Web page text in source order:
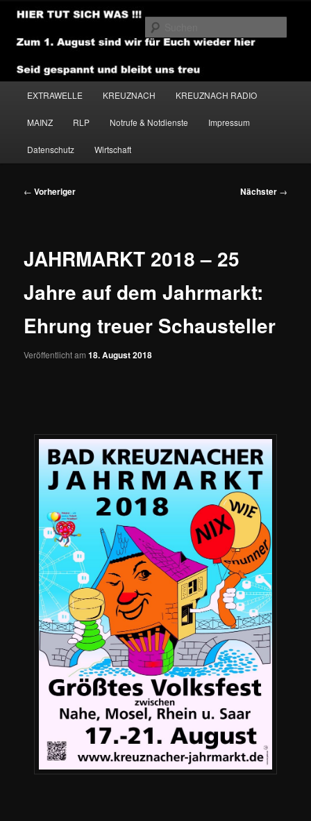
Zum
primären
Inhalt
NEWSHOUSE.MEDIA
EXTRAWELLE KREUZNACH KREUZNACH RADIO
MAINZ RLP Notrufe & Notdienste Impressum
Datenschutz Wirtschaft
Beitragsnavigation
← Vorheriger Nächster →
JAHRMARKT 2018 – 25
Jahre auf dem Jahrmarkt:
Ehrung treuer Schausteller
Veröffentlicht am18. August 2018